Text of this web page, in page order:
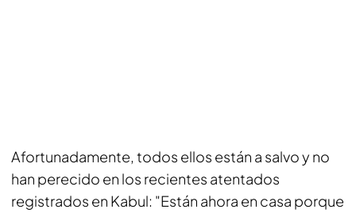
Afortunadamente, todos ellos están a salvo y no
han perecido en los recientes atentados
registrados en Kabul: "Están ahora en casa porque